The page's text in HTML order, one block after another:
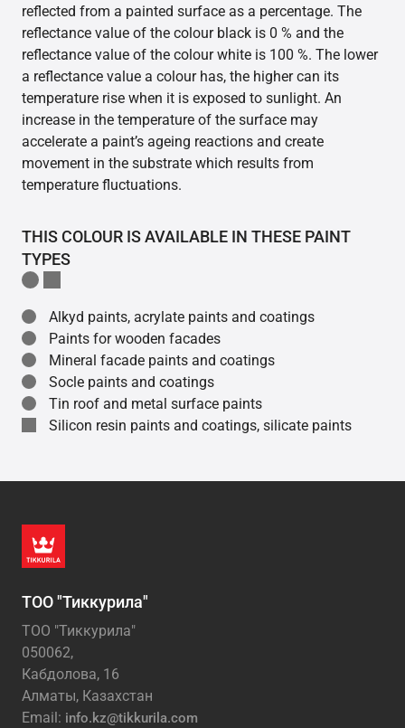
reflected from a painted surface as a percentage. The
reflectance value of the colour black is 0 % and the
reflectance value of the colour white is 100 %. The lower
a reflectance value a colour has, the higher can its
temperature rise when it is exposed to sunlight. An
increase in the temperature of the surface may
accelerate a paint’s ageing reactions and create
movement in the substrate which results from
temperature fluctuations.
THIS COLOUR IS AVAILABLE IN THESE PAINT
TYPES
Alkyd paints, acrylate paints and coatings
Paints for wooden facades
Mineral facade paints and coatings
Socle paints and coatings
Tin roof and metal surface paints
Silicon resin paints and coatings, silicate paints
ТОО "Тиккурила"
ТОО "Тиккурила"
050062,
Кабдолова, 16
Алматы, Казахстан
Email: info.kz@tikkurila.com